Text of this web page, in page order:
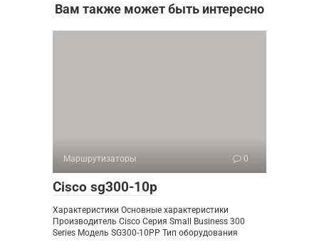
Вам также может быть интересно
Маршрутизаторы 0
Cisco sg300-10p
Характеристики Основные характеристики
Производитель Cisco Серия Small Business 300
Series Модель SG300-10PP Тип оборудования